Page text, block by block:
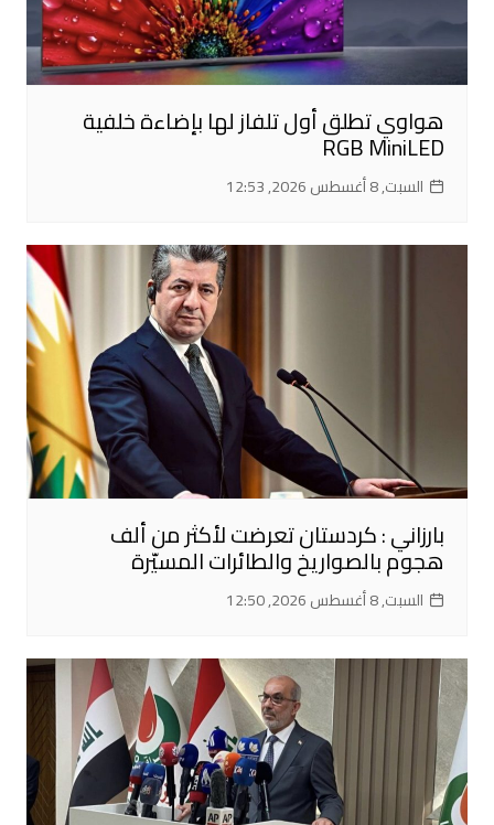
هواوي تطلق أول تلفاز لها بإضاءة خلفية
RGB MiniLED
السبت, 8 أغسطس 2026, 12:53
بارزاني : كردستان تعرضت لأكثر من ألف
هجوم بالصواريخ والطائرات المسيّرة
السبت, 8 أغسطس 2026, 12:50